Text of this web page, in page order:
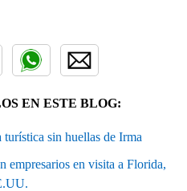
EN ESTE BLOG:
turística sin huellas de Irma
empresarios en visita a Florida,